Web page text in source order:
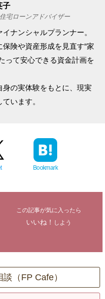
子
宅ローンアドバイザー
ナンシャルプランナー。
険や資産形成を見直す“家
って安心できる資金計画を
の実体験をもとに、現実
います。
Bookmark
この記事が気に入ったら
いいね！ しよう
（FP Cafe）